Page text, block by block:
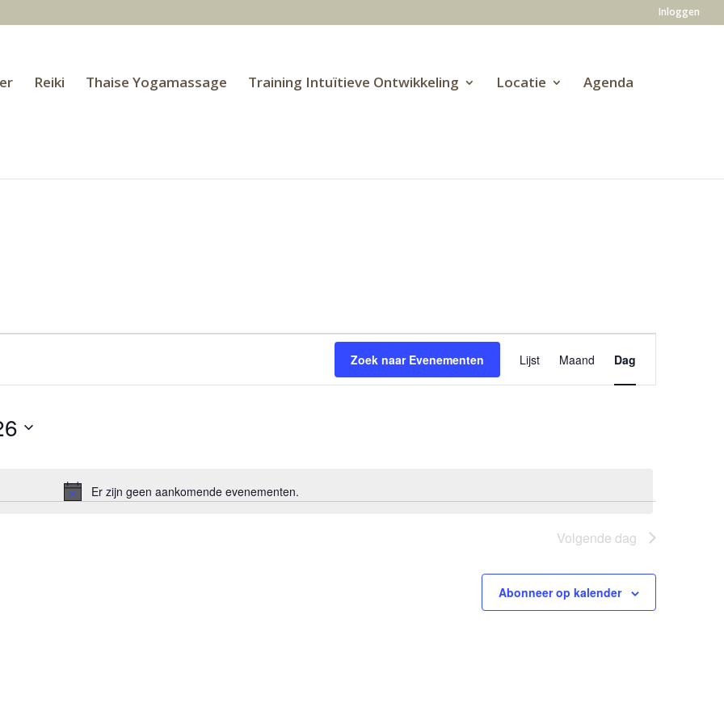
Inloggen
Reiki Thaise Yogamassage Training Intuïtieve Ontwikkeling Locatie Agenda
Bericht
Er zijn geen aankomende evenementen.
Zoek naar Evenementen
Evenement
weergaven
navigatie
Lijst Maand Dag
Volgende dag
Abonneer op kalender